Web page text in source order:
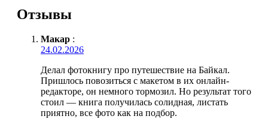
Отзывы
Макар :
24.02.2026
Делал фотокнигу про путешествие на Байкал.
Пришлось повозиться с макетом в их онлайн-
редакторе, он немного тормозил. Но результат того
стоил — книга получилась солидная, листать
приятно, все фото как на подбор.